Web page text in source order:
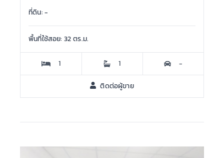
ที่ดิน: -
พื้นที่ใช้สอย: 32 ตร.ม.
1 1 -
ติดต่อผู้ขาย